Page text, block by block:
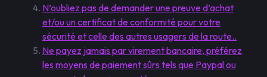
N’oubliez pas de demander une preuve d’achat
et/ou un certificat de conformité pour votre
sécurité et celle des autres usagers de la route..
Ne payez jamais par virement bancaire, préférez
les moyens de paiement sûrs tels que Paypal ou